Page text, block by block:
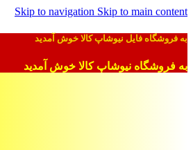
Skip to navigation Skip to main content
به فروشگاه فایل نیوشاپ کالا خوش آمدید
به فروشگاه نیوشاپ کالا خوش آمدید